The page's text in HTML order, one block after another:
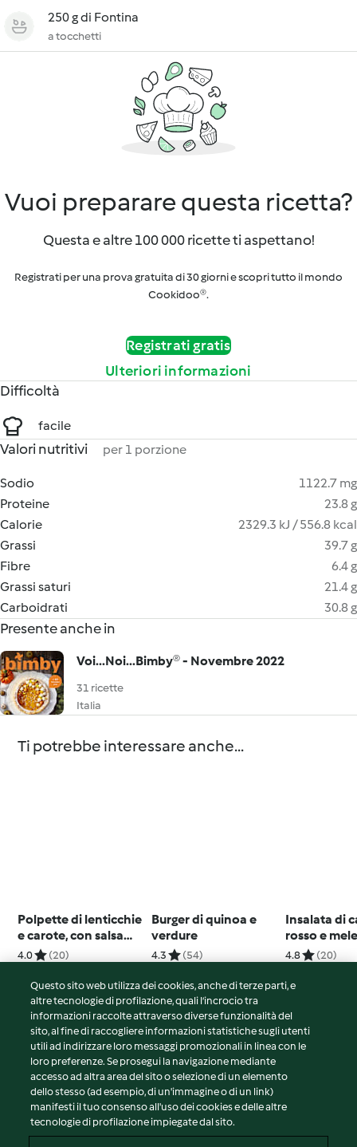
250 g di Fontina
a tocchetti
Vuoi preparare questa ricetta?
Questa e altre 100 000 ricette ti aspettano!
Registrati per una prova gratuita di 30 giorni e scopri tutto il mondo
Cookidoo®.
Registrati gratis
Ulteriori informazioni
Difficoltà
facile
Valori nutritivi per 1 porzione
Sodio
1122.7 mg
Proteine
23.8 g
Calorie
2329.3 kJ / 556.8 kcal
Grassi
39.7 g
Fibre
6.4 g
Grassi saturi
21.4 g
Carboidrati
30.8 g
Presente anche in
Voi...Noi...Bimby® - Novembre 2022
31 ricette
Italia
Ti potrebbe interessare anche...
Polpette di lenticchie
e carote, con salsa
allo yogurt e curry
4.0 (20)
Burger di quinoa e
verdure
4.3 (54)
Insalata di
rosso e
4.8 (20)
© Copyright 2026
Termini del servizio
Informativa sulla privacy
Avvertenze generali
Note legali
Questo sito web utilizza dei cookies, anche di terze parti, e
altre tecnologie di profilazione, quali l’incrocio tra
informazioni raccolte attraverso diverse funzionalità del
sito, al fine di raccogliere informazioni statistiche sugli utenti
utili ad indirizzare loro messaggi promozionali in linea con le
loro preferenze. Se prosegui la navigazione mediante
accesso ad altra area del sito o selezione di un elemento
dello stesso (ad esempio, di un'immagine o di un link)
manifesti il tuo consenso all'uso dei cookies e delle altre
tecnologie di profilazione impiegate dal sito.